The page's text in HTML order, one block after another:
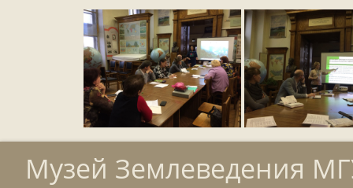
Музей Землеведения